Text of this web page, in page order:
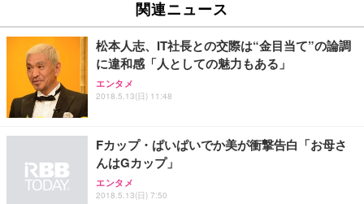
関連ニュース
松本人志、IT社長との交際は“金目当て”の論調
に違和感「人としての魅力もある」
エンタメ
2018.5.13(日) 11:48
Fカップ・ぱいぱいでか美が衝撃告白「お母さ
んはGカップ」
エンタメ
2018.5.13(日) 7:50